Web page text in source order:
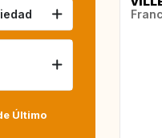
Último